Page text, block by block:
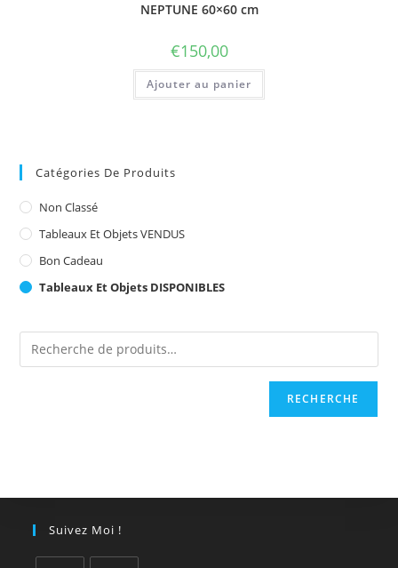
NEPTUNE 60×60 cm
€150,00
Ajouter au panier
Catégories De Produits
Non Classé
Tableaux Et Objets VENDUS
Bon Cadeau
Tableaux Et Objets DISPONIBLES
RECHERCHE
Suivez Moi !